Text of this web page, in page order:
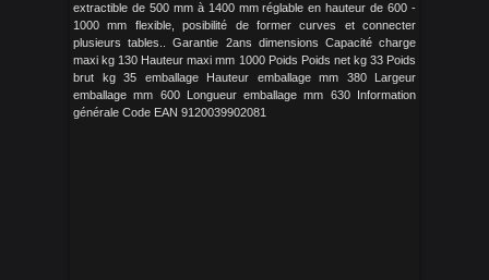
extractible de 500 mm à 1400 mm réglable en hauteur de 600 -
1000 mm flexible, posibilité de former curves et connecter
plusieurs tables.. Garantie 2ans dimensions Capacité charge
maxi kg 130 Hauteur maxi mm 1000 Poids Poids net kg 33 Poids
brut kg 35 emballage Hauteur emballage mm 380 Largeur
emballage mm 600 Longueur emballage mm 630 Information
générale Code EAN 9120039902081